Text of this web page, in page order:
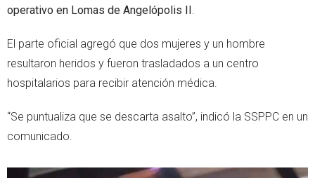
operativo en Lomas de Angelópolis II .
El parte oficial agregó que dos mujeres y un hombre
resultaron heridos y fueron trasladados a un centro
hospitalarios para recibir atención médica.
“Se puntualiza que se descarta asalto”, indicó la SSPPC en un
comunicado.